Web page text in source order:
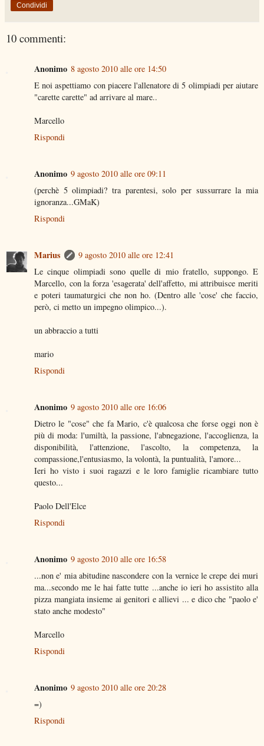
Condividi
10 commenti:
Anonimo 8 agosto 2010 alle ore 14:50
E noi aspettiamo con piacere l'allenatore di 5 olimpiadi per aiutare
"carette carette" ad arrivare al mare..
Marcello
Rispondi
Anonimo 9 agosto 2010 alle ore 09:11
(perchè 5 olimpiadi? tra parentesi, solo per sussurrare la mia
ignoranza...GMaK)
Rispondi
Marius
9 agosto 2010 alle ore 12:41
Le cinque olimpiadi sono quelle di mio fratello, suppongo. E
Marcello, con la forza 'esagerata' dell'affetto, mi attribuisce meriti
e poteri taumaturgici che non ho. (Dentro alle 'cose' che faccio,
però, ci metto un impegno olimpico...).
un abbraccio a tutti
mario
Rispondi
Anonimo 9 agosto 2010 alle ore 16:06
Dietro le "cose" che fa Mario, c'è qualcosa che forse oggi non è
più di moda: l'umiltà, la passione, l'abnegazione, l'accoglienza, la
disponibilità, l'attenzione, l'ascolto, la competenza, la
compassione,l'entusiasmo, la volontà, la puntualità, l'amore...
Ieri ho visto i suoi ragazzi e le loro famiglie ricambiare tutto
questo...
Paolo Dell'Elce
Rispondi
Anonimo 9 agosto 2010 alle ore 16:58
...non e' mia abitudine nascondere con la vernice le crepe dei muri
ma...secondo me le hai fatte tutte ...anche io ieri ho assistito alla
pizza mangiata insieme ai genitori e allievi ... e dico che "paolo e'
stato anche modesto"
Marcello
Rispondi
Anonimo 9 agosto 2010 alle ore 20:28
=)
Rispondi